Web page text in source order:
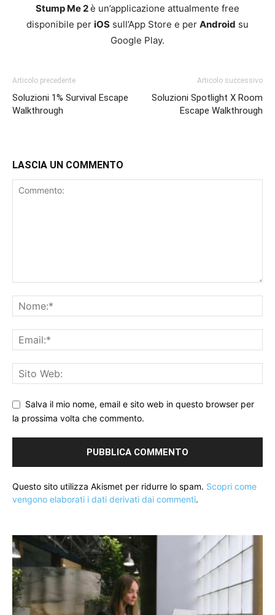
Stump Me 2è un’applicazione attualmente free
disponibile per iOS sull’App Store e per Android su
Google Play.
Articolo precedente
Soluzioni 1% Survival Escape
Walkthrough
Articolo successivo
Soluzioni Spotlight X Room
Escape Walkthrough
LASCIA UN COMMENTO
Salva il mio nome, email e sito web in questo browser per
la prossima volta che commento.
Questo sito utilizza Akismet per ridurre lo spam. Scopri come
vengono elaborati i dati derivati dai commenti.